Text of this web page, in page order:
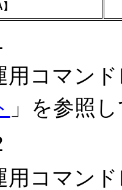
用コマン
」を参照
用コマン